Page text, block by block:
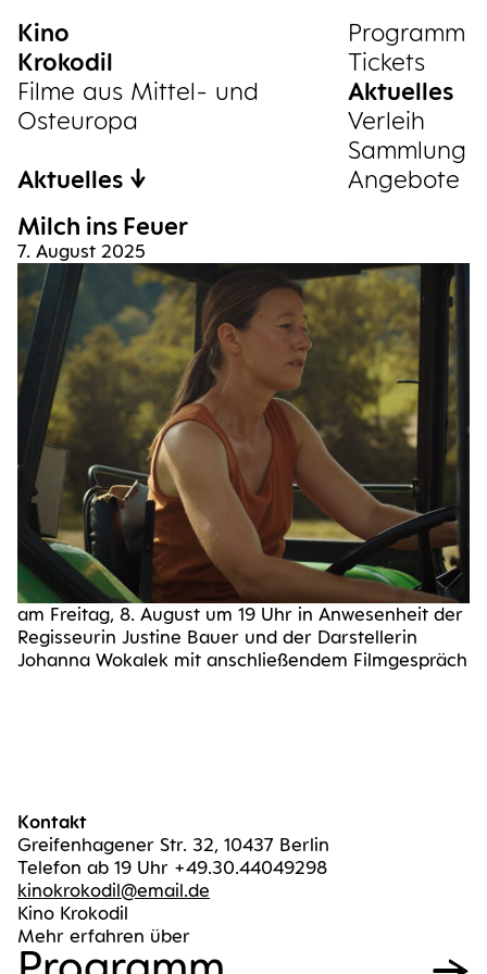
Kino
Krokodil
Filme aus Mittel- und
Osteuropa
Aktuelles
Sammlung
Pro­gramm
Tickets
Aktu­el­les
Ver­leih
Samm­lung
Ange­bo­te
Milch ins Feuer
7. August 2025
am Frei­tag, 8. August um 19 Uhr in Anwe­sen­heit der
Regis­seu­rin Jus­ti­ne Bau­er und der Dar­stel­le­rin
Johan­na Woka­lek mit anschlie­ßen­dem Filmgespräch
Kontakt
Greifenhagener Str. 32, 10437 Berlin
Telefon ab 19 Uhr +49.30.44049298
kinokrokodil@email.de
Kino Krokodil
Mehr erfahren über